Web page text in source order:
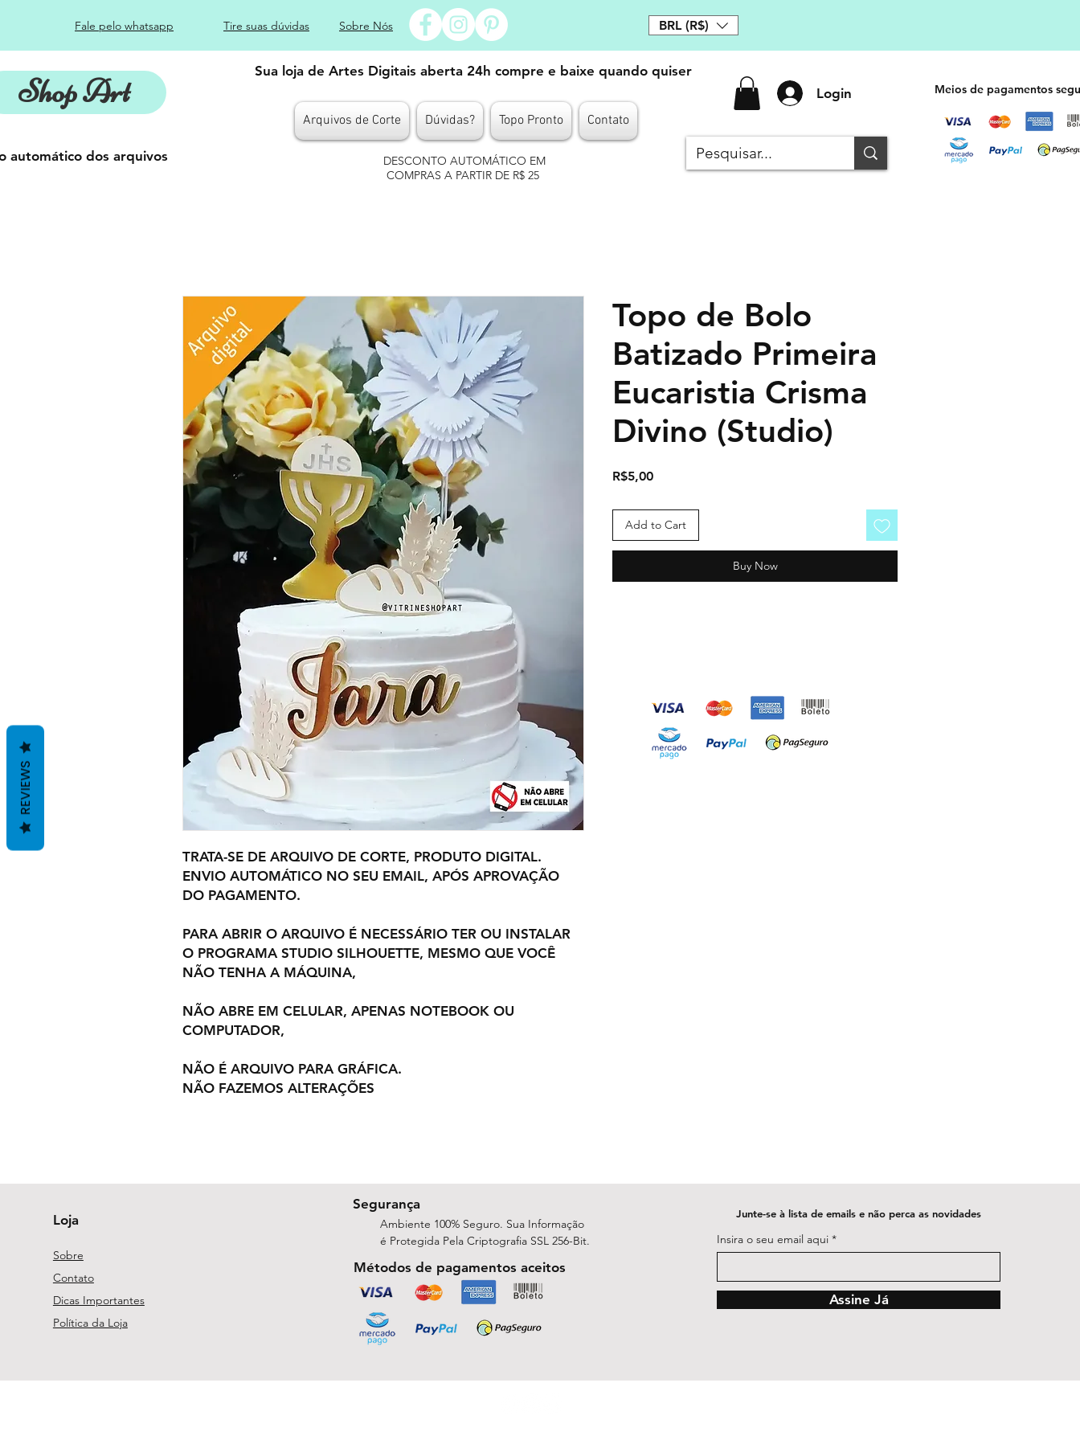
Fale pelo whatsapp Tire suas dúvidas Sobre Nós BRL (R$)
Shop Art
Sua loja de Artes Digitais aberta 24h compre e baixe quando quiser
Arquivos de Corte Dúvidas? Topo Pronto Contato
Login
automático dos arquivos
DESCONTO AUTOMÁTICO EM
COMPRAS A PARTIR DE R$ 25
Meios de pagamentos
TRATA-SE DE ARQUIVO DE CORTE, PRODUTO DIGITAL.
ENVIO AUTOMÁTICO NO SEU EMAIL, APÓS APROVAÇÃO
DO PAGAMENTO.
PARA ABRIR O ARQUIVO É NECESSÁRIO TER OU INSTALAR
O PROGRAMA STUDIO SILHOUETTE, MESMO QUE VOCÊ
NÃO TENHA A MÁQUINA,
NÃO ABRE EM CELULAR, APENAS NOTEBOOK OU
COMPUTADOR,
NÃO É ARQUIVO PARA GRÁFICA.
NÃO FAZEMOS ALTERAÇÕES
Topo de Bolo
Batizado Primeira
Eucaristia Crisma
Divino (Studio)
R$5,00Price
Add to Cart
Buy Now
Loja
Sobre
Contato
Dicas Importantes
Política da Loja
Segurança
Ambiente 100% Seguro. Sua Informação
é Protegida Pela Criptografia SSL 256-Bit.
Métodos de pagamentos aceitos
Junte-se à lista de emails e não perca as novidades
Insira o seu email aqui
Assine Já
REVIEWS